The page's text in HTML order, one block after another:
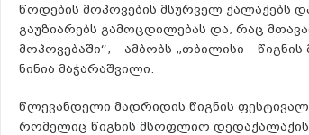
წოდების მოპოვების მსურველ ქალაქებს
გაუზიარებს გამოცდილებას და, რაც
მოპოვებაში“, – ამბობს „თბილისი –
ნინია მაჭარაშვილი.
წლევანდელი მადრიდის წიგნის
რომელიც წიგნის მსოფლიო დედაქალაქის